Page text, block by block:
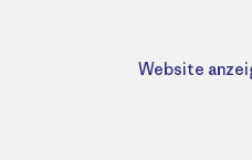
Website